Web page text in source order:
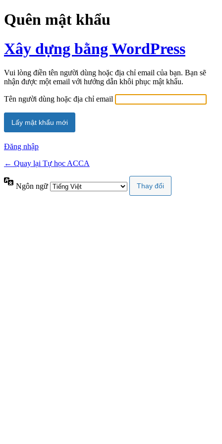
Quên mật khẩu
Xây dựng bằng WordPress
Vui lòng điền tên người dùng hoặc địa chỉ email của bạn. Bạn sẽ
nhận được một email với hướng dẫn khôi phục mật khẩu.
Tên người dùng hoặc địa chỉ email
Đăng nhập
← Quay lại Tự học ACCA
Ngôn ngữ